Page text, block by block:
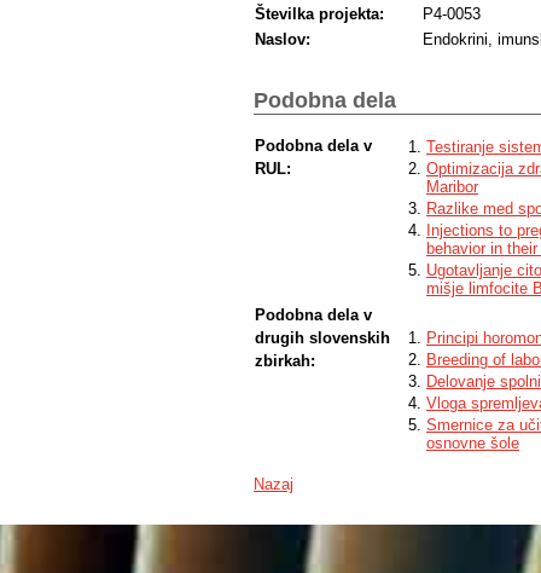
Številka projekta:
P4-0053
Naslov:
Endokrini,
Podobna dela
Podobna dela v
RUL:
Testiranje
Optimizacija
Maribor
Razlike med
Injections to
behavior in
Ugotavljanje
mišje limfocite
Podobna dela v
drugih slovenskih
zbirkah:
Principi
Breeding of
Delovanje
Vloga
Smernice za
osnovne šole
Nazaj